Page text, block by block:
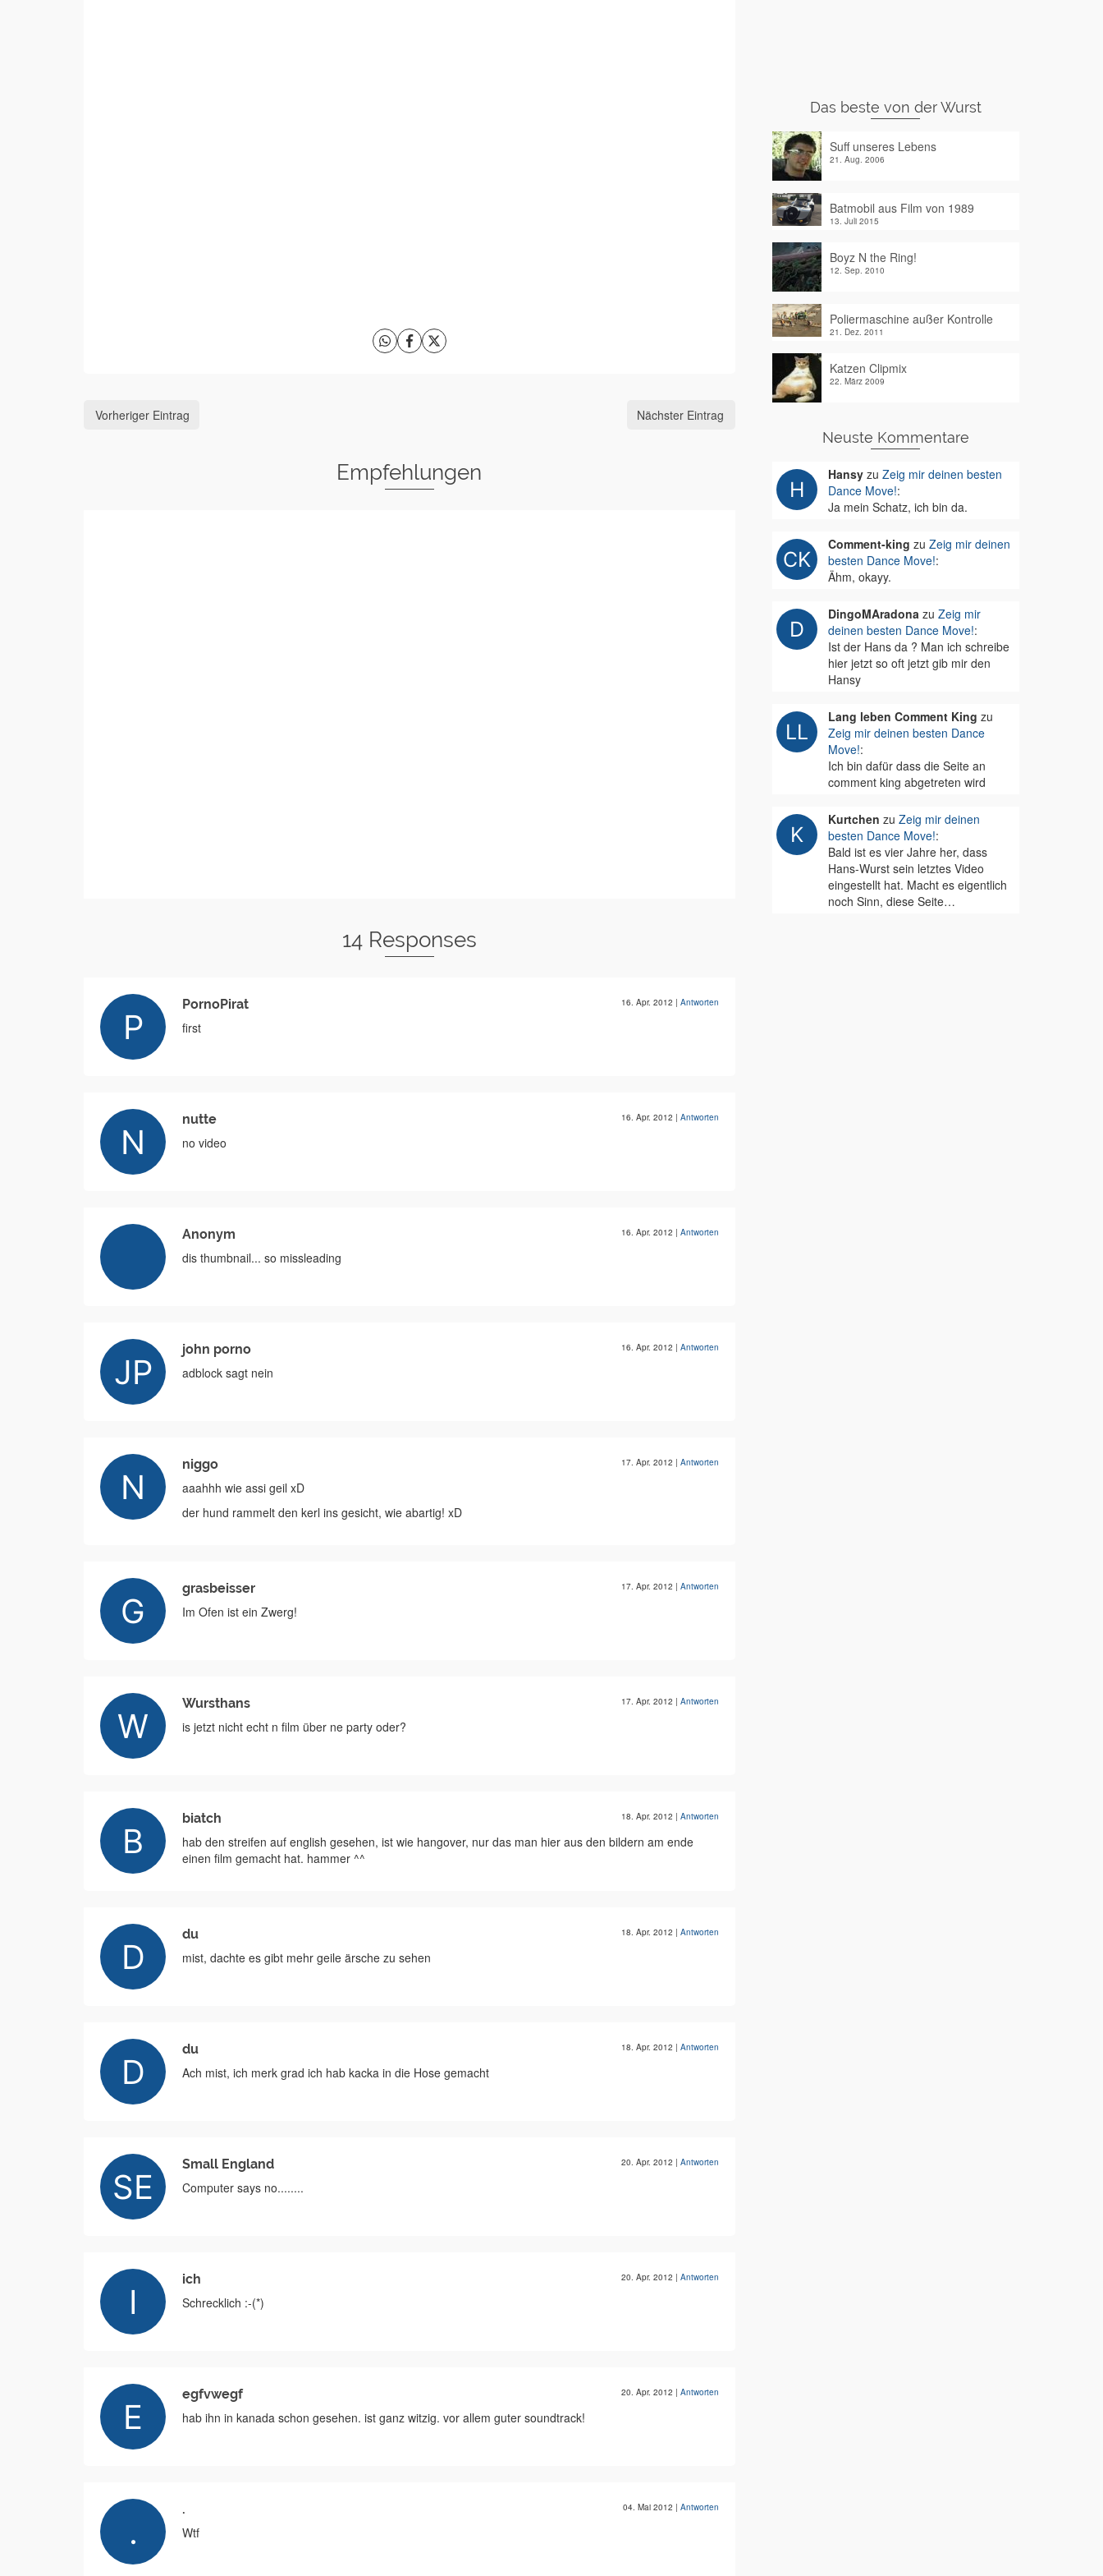
Vorheriger Eintrag Nächster Eintrag
Empfehlungen
14 Responses
PornoPirat 16. Apr. 2012 | Antworten
first
nutte 16. Apr. 2012 | Antworten
no video
Anonym 16. Apr. 2012 | Antworten
dis thumbnail... so missleading
john porno 16. Apr. 2012 | Antworten
adblock sagt nein
niggo 17. Apr. 2012 | Antworten
aaahhh wie assi geil xD
der hund rammelt den kerl ins gesicht, wie abartig! xD
grasbeisser 17. Apr. 2012 | Antworten
Im Ofen ist ein Zwerg!
Wursthans 17. Apr. 2012 | Antworten
is jetzt nicht echt n film über ne party oder?
biatch 18. Apr. 2012 | Antworten
hab den streifen auf english gesehen, ist wie hangover, nur das man hier aus den bildern am ende
einen film gemacht hat. hammer ^^
du 18. Apr. 2012 | Antworten
mist, dachte es gibt mehr geile ärsche zu sehen
du 18. Apr. 2012 | Antworten
Ach mist, ich merk grad ich hab kacka in die Hose gemacht
Small England 20. Apr. 2012 | Antworten
Computer says no........
ich 20. Apr. 2012 | Antworten
Schrecklich :-(*)
egfvwegf 20. Apr. 2012 | Antworten
hab ihn in kanada schon gesehen. ist ganz witzig. vor allem guter soundtrack!
. 04. Mai 2012 | Antworten
Wtf
Das beste von der Wurst
Suff unseres Lebens
21. Aug. 2006
Batmobil aus Film von 1989
13. Juli 2015
Boyz N the Ring!
12. Sep. 2010
Poliermaschine außer Kontrolle
21. Dez. 2011
Katzen Clipmix
22. März 2009
Neuste Kommentare
Hansyzu Zeig mir deinen besten
Dance Move!:
Ja mein Schatz, ich bin da.
Comment-king zu Zeig mir deinen
besten Dance Move!:
Ähm, okayy.
DingoMAradonazu Zeig mir
deinen besten Dance Move!:
Ist der Hans da ? Man ich schreibe
hier jetzt so oft jetzt gib mir den
Hansy
Lang leben Comment King zu
Zeig mir deinen besten Dance
Move!:
Ich bin dafür dass die Seite an
comment king abgetreten wird
Kurtchen zu Zeig mir deinen
besten Dance Move!:
Bald ist es vier Jahre her, dass
Hans-Wurst sein letztes Video
eingestellt hat. Macht es eigentlich
noch Sinn, diese Seite…